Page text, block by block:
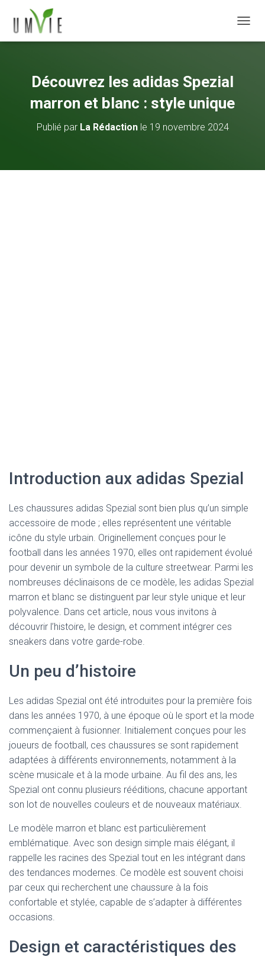
Découvrez les adidas Spezial
marron et blanc : style unique
Publié par La Rédactionle 19 novembre 2024
Introduction aux adidas Spezial
Les chaussures adidas Spezial sont bien plus qu’un simple
accessoire de mode ; elles représentent une véritable
icône du style urbain. Originellement conçues pour le
football dans les années 1970, elles ont rapidement évolué
pour devenir un symbole de la culture streetwear. Parmi les
nombreuses déclinaisons de ce modèle, les adidas Spezial
marron et blanc se distinguent par leur style unique et leur
polyvalence. Dans cet article, nous vous invitons à
découvrir l’histoire, le design, et comment intégrer ces
sneakers dans votre garde-robe.
Un peu d’histoire
Les adidas Spezial ont été introduites pour la première fois
dans les années 1970, à une époque où le sport et la mode
commençaient à fusionner. Initialement conçues pour les
joueurs de football, ces chaussures se sont rapidement
adaptées à différents environnements, notamment à la
scène musicale et à la mode urbaine. Au fil des ans, les
Spezial ont connu plusieurs rééditions, chacune apportant
son lot de nouvelles couleurs et de nouveaux matériaux.
Le modèle marron et blanc est particulièrement
emblématique. Avec son design simple mais élégant, il
rappelle les racines des Spezial tout en les intégrant dans
des tendances modernes. Ce modèle est souvent choisi
par ceux qui recherchent une chaussure à la fois
confortable et stylée, capable de s’adapter à différentes
occasions.
Design et caractéristiques des